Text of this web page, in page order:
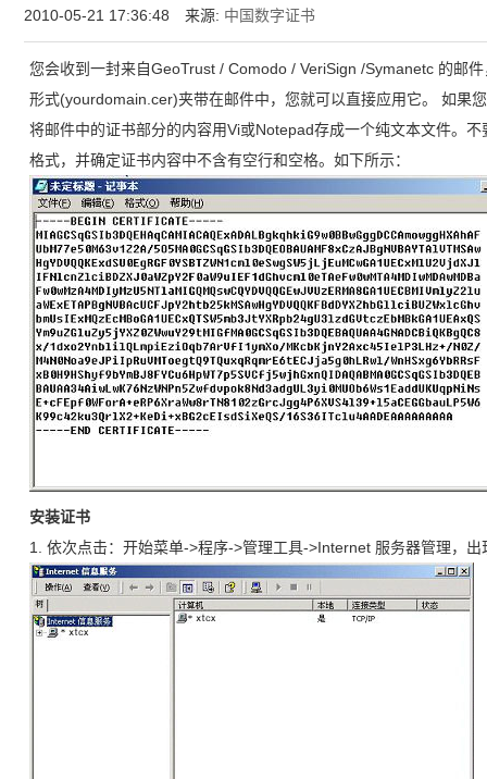
2010-05-21 17:36:48 来源: 中国数字证书
您会收到一封来自GeoTrust / Comodo / VeriSign /Symanetc 的邮
形式(yourdomain.cer)夹带在邮件中，您就可以直接应用它。 如果
将邮件中的证书部分的内容用Vi或Notepad存成一个纯文本文件。
格式，并确定证书内容中不含有空行和空格。如下所示：
安装证书
1. 依次点击：开始菜单->程序->管理工具->Internet 服务器管理，出